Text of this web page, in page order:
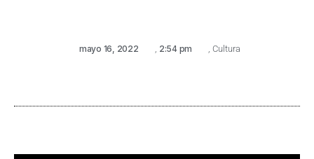
mayo 16, 2022 2:54 pm Cultura